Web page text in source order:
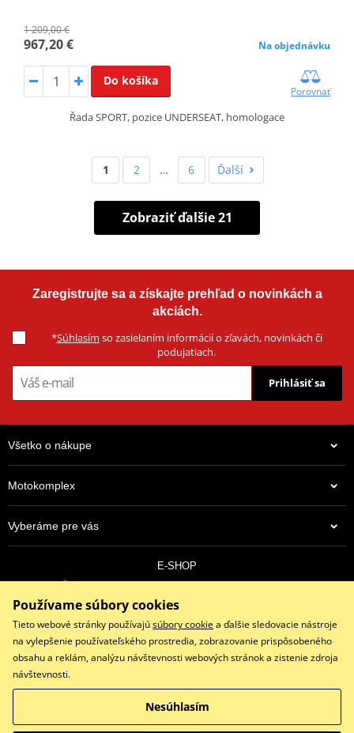
1 209,00 €
967,20 € Na objednávku
Do košíka
Porovnať
Řada SPORT, pozice UNDERSEAT, homologace
1 2 … 6 Ďalší
Zobraziť ďalšie 21
Zaregistrujte sa a získajte prehľad o novinkách a
akciách.
*Súhlasím so zasielaním informácií o zľavách, novinkách či
podujatiach.
Prihlásiť sa
Všetko o nákupe
Motokomplex
Vyberáme pre vás
E-SHOP
objednavky@eshopmotokomplex.sk
Po - Pia: 8:30-17:00 | Nedeľa: ZATVORENÉ
Facebook
Copyright © 2026 www.eshopmotokomplex.sk
Všetky práva vyhradené
Používame súbory cookies
Tieto webové stránky používajúsúbory cookiea ďalšie sledovacie nástroje
na vylepšenie používateľského prostredia, zobrazovanie prispôsobeného
obsahu a reklám, analýzu návštevnosti webových stránok a zistenie zdroja
návštevnosti.
Nesúhlasím